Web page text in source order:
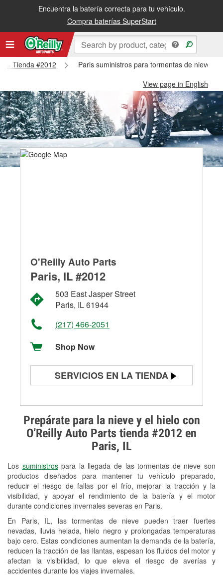
Encuentra la batería correcta para tu vehículo.
Compra baterías SuperStart
Tienda #2012
Paris suministros para tormentas de nieve -
View page in English
Prepárate para la nieve y el hielo con
O’Reilly Auto Parts tienda #2012 en
Paris, IL
Los suministrospara la llegada de las tormentas de nieve son
productos diseñados para mantener tu vehículo preparado,
reducir el riesgo de fallas por el frío, mejorar la tracción y la
visibilidad, y apoyar el rendimiento de la batería y el motor
durante condiciones invernales severas en Paris.
En Paris, IL, las tormentas de nieve pueden traer fuertes
nevadas, lluvia helada, hielo negro y prolongadas temperaturas
bajo cero. Estas condiciones aumentan la demanda de la batería,
reducen la tracción de las llantas, espesan los fluidos del motor y
afectan la visibilidad, lo que eleva el riesgo de averías y
accidentes durante los viajes invernales.
O'Reilly Auto Parts
Paris, IL #2012
503 East Jasper Street
Paris, IL 61944
(217) 466-2051
Shop Now
SERVICIOS EN LA TIENDA
Prueba de alternadores y
arrancadores
Revisión de la luz "Check Engine"
Reciclaje de baterías y aceite
Instalación de bombillas de faros
Instalación de limpiaparabrisas
Programa de Préstamo de
Herramientas
Rectificación de tambores y discos de
freno